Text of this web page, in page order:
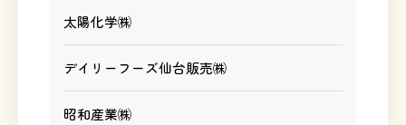
太陽化学㈱
デイリーフーズ仙台販売㈱
昭和産業㈱